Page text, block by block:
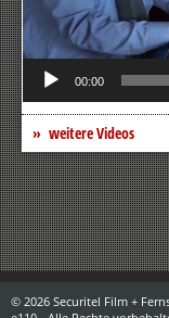
00:00
weitere Videos
© 2026 Securitel Film +